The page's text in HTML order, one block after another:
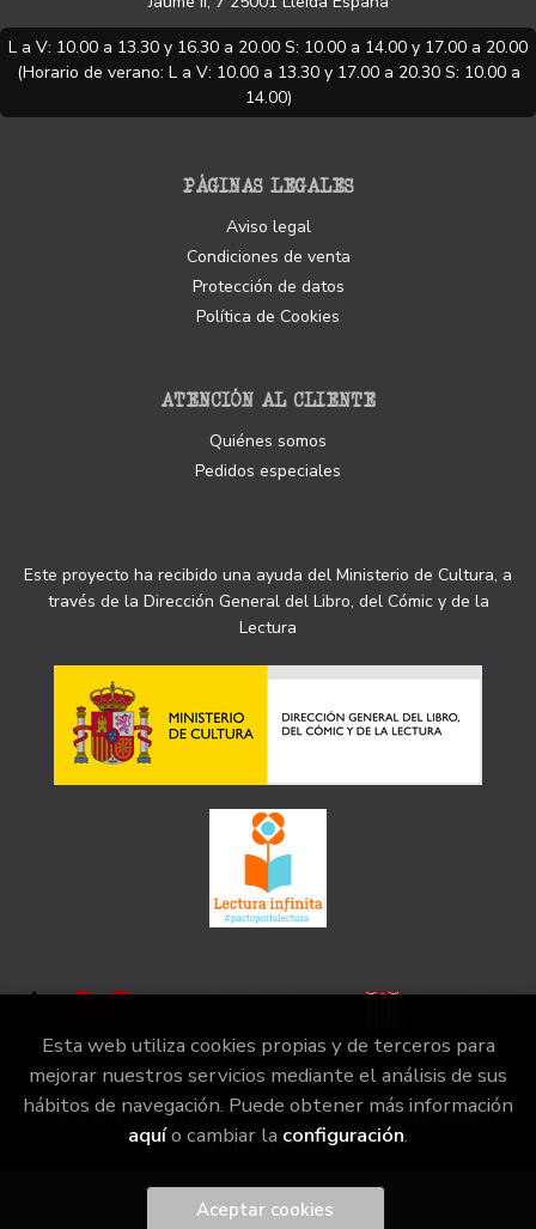
L a V: 10.00 a 13.30 y 16.30 a 20.00 S: 10.00 a 14.00 y 17.00 a 20.00
(Horario de verano: L a V: 10.00 a 13.30 y 17.00 a 20.30 S: 10.00 a
14.00)
PÁGINAS LEGALES
Aviso legal
Condiciones de venta
Protección de datos
Política de Cookies
ATENCIÓN AL CLIENTE
Quiénes somos
Pedidos especiales
Este proyecto ha recibido una ayuda del Ministerio de Cultura, a
través de la Dirección General del Libro, del Cómic y de la
Lectura
2026 ©la irreductible . Todos los Derechos Reservados |
Grupo Trevenque
Esta web utiliza cookies propias y de terceros para
mejorar nuestros servicios mediante el análisis de sus
hábitos de navegación. Puede obtener más información
aquío cambiar la configuración.
Aceptar cookies